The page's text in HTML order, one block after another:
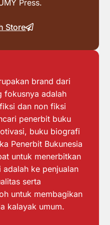
Press.
Store
brand dari
fokusnya adalah
dan non fiksi
penerbit buku
buku biografi
Penerbit Bukunesia
untuk menerbitkan
adalah ke penjualan
serta
untuk membagikan
kalayak umum.